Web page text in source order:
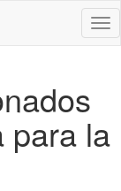
para la